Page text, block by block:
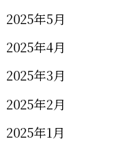
2025年5月
2025年4月
2025年3月
2025年2月
2025年1月